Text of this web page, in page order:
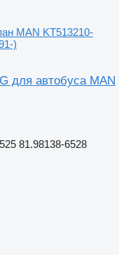
MAN KT513210-
)
для автобуса MAN
81.98138-6528